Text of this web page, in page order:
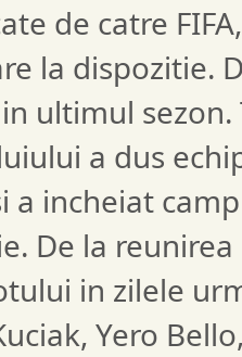
de catre
la dispozitie.
ultimul
a dus
a incheiat
De la
in zilele
Yero